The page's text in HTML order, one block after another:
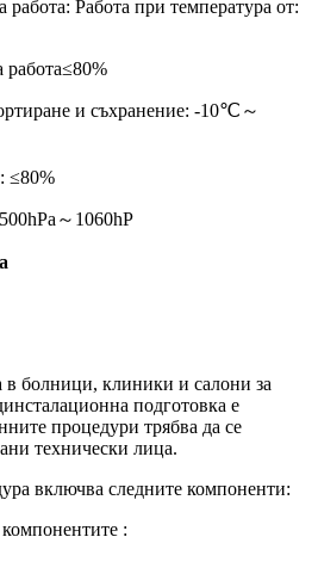
работа: Работа при температура от:
работа≤80%
и съхранение: -10℃～
≤80%
～1060hP
в болници, клиники и салони за
подготовка е
процедури трябва да се
технически лица.
включва следните компоненти:
: